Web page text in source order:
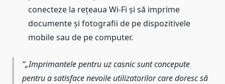
conecteze la rețeaua Wi-Fi și să imprime
documente și fotografii de pe dispozitivele
mobile sau de pe computer.
„Imprimantele pentru uz casnic sunt concepute
pentru a satisface nevoile utilizatorilor care doresc să